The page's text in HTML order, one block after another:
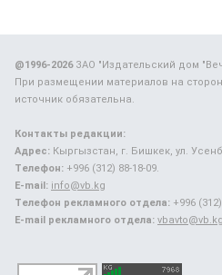
@1996-2026ЗАО "Издательский дом
При размещении материалов на
источник обязательна.
Контакты редакции:
Адрес: Кыргызстан, г. Бишкек, ул.
Телефон: +996 (312) 88-18-09.
E-mail: info@vb.kg
Телефон рекламного отдела: +996
E-mail рекламного отдела: